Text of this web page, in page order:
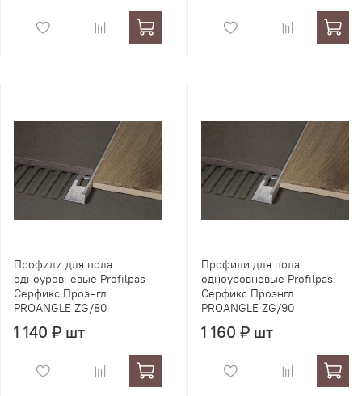
Профили для пола
одноуровневые Profilpas
Серфикс Проэнгл
PROANGLE ZG/80
1 140 ₽ шт
Профили для пола
одноуровневые Profilpas
Серфикс Проэнгл
PROANGLE ZG/90
1 160 ₽ шт